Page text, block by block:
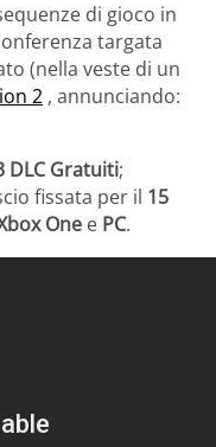
di gioco in
targata
(nella veste di un
2 , annunciando:
DLC Gratuiti;
fissata per il 15
One e PC.